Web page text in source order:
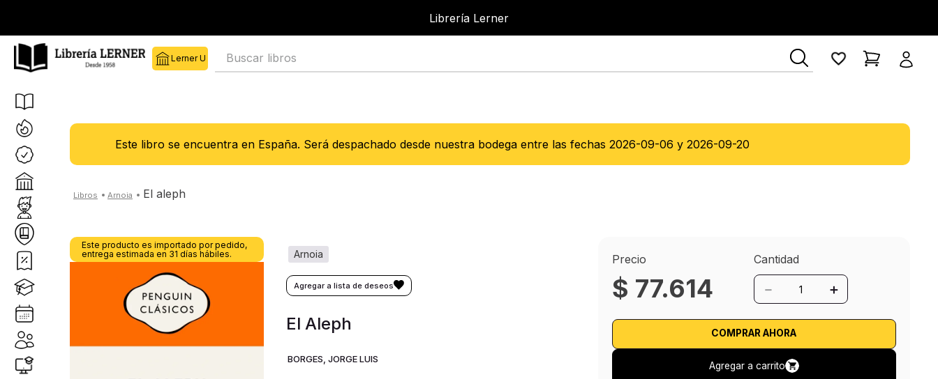
Librería Lerner
Buscar libros
Este libro se encuentra en España. Será despachado desde nuestra bodega entre las fechas 2026-09-06 y 2026-09-20
el aleph
Este producto es importado por pedido,
entrega estimada en 31 días hábiles.
El Aleph
BORGES, JORGE LUIS
Precio
$ 77.614
Cantidad
＋
－
COMPRAR AHORA
Agregar a carrito